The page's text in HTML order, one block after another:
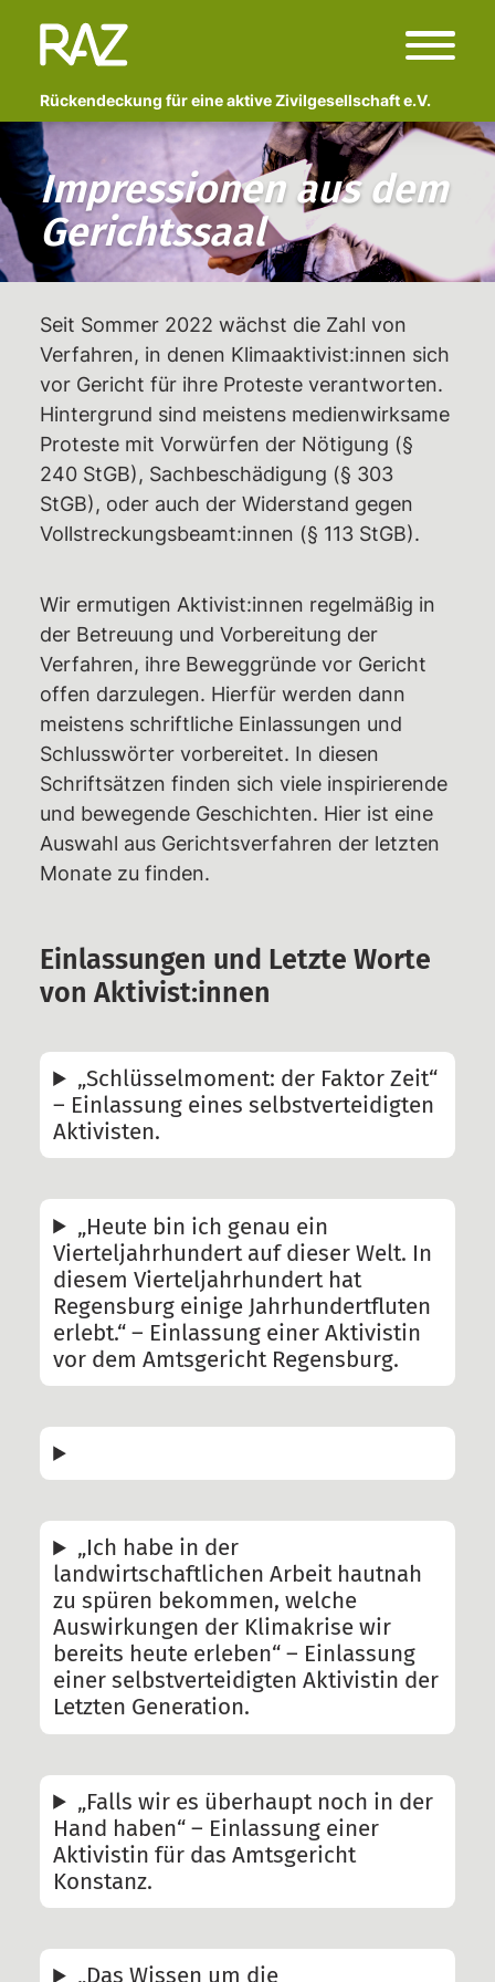
Rückendeckung für eine aktive Zivilgesellschaft e.V.
Über uns
Wer sind wir?
Fachlicher Beirat
Begleitete Kampagnen
Polizeigewalt und Schmerzgriffe:
Vor- und Nachbereitung von
Erlebtem
Anzeige Adlon
Newsletter
Rechtshilfe
Überblick,
Unterstützungsmöglichkeiten
Weiterbildungsangebote
Wiki des RAZ
Ermittlungsausschuss (EA)
Individuelle EA-Nummer
Impressionen aus dem Gerichtssaal
Gerichtsentscheidungen
Emotionaler Support
Aktuelles
Pressemitteilungen
Termine
Gerichtstermine
§129 Unterstützung gegen
Repression
Spenden
Fördermitglied werden
Mitmachen
Impressionen aus dem
Gerichtssaal
Seit Sommer 2022 wächst die Zahl von
Verfahren, in denen Klimaaktivist:innen sich
vor Gericht für ihre Proteste verantworten.
Hintergrund sind meistens medienwirksame
Proteste mit Vorwürfen der Nötigung (§
240 StGB), Sachbeschädigung (§ 303
StGB), oder auch der Widerstand gegen
Vollstreckungsbeamt:innen (§ 113 StGB).
Wir ermutigen Aktivist:innen regelmäßig in
der Betreuung und Vorbereitung der
Verfahren, ihre Beweggründe vor Gericht
offen darzulegen. Hierfür werden dann
meistens schriftliche Einlassungen und
Schlusswörter vorbereitet. In diesen
Schriftsätzen finden sich viele inspirierende
und bewegende Geschichten. Hier ist eine
Auswahl aus Gerichtsverfahren der letzten
Monate zu finden.
Einlassungen und Letzte Worte
von Aktivist:innen
„Schlüsselmoment: der Faktor Zeit“
– Einlassung eines selbstverteidigten
Aktivisten.
„Heute bin ich genau ein
Vierteljahrhundert auf dieser Welt. In
diesem Vierteljahrhundert hat
Regensburg einige Jahrhundertfluten
erlebt.“ – Einlassung einer Aktivistin
vor dem Amtsgericht Regensburg.
„Ich habe in der
landwirtschaftlichen Arbeit hautnah
zu spüren bekommen, welche
Auswirkungen der Klimakrise wir
bereits heute erleben“ – Einlassung
einer selbstverteidigten Aktivistin der
Letzten Generation.
„Falls wir es überhaupt noch in der
Hand haben“ – Einlassung einer
Aktivistin für das Amtsgericht
Konstanz.
„Das Wissen um die